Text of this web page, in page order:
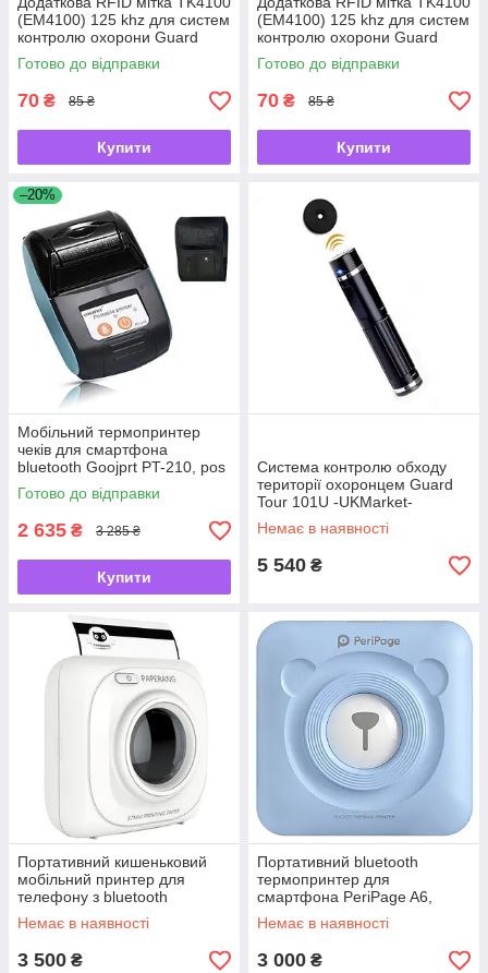
(EM4100) 125 khz для систем
контролю охорони Guard
Tour System, белая -
UKMarket-
Готово до відправки
70 ₴ 85 ₴
Купити
(EM4100) 125 khz для систем
контролю охорони Guard
Tour System, жовта -
UKMarket-
Готово до відправки
70 ₴ 85 ₴
Купити
–20%
Мобільний термопринтер
чеків для смартфона
bluetooth Goojprt PT-210, pos
принтер + чохол, блакитний -
UKMarket-
Готово до відправки
2 635 ₴ 3 285 ₴
Купити
Система контролю обходу
території охоронцем Guard
Tour 101U -UKMarket-
Немає в наявності
5 540 ₴
Портативний кишеньковий
мобільний принтер для
телефону з bluetooth
підключенням Paperang P1 -
UKMarket-
Немає в наявності
3 500 ₴
Портативний bluetooth
термопринтер для
смартфона PeriPage A6,
блакитний -UKMarket-
Немає в наявності
3 000 ₴